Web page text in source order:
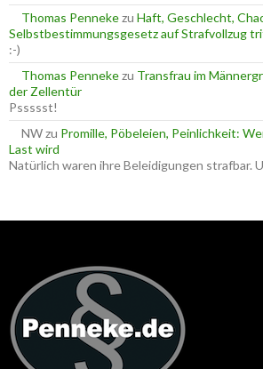
Thomas Pennekezu Haft, Geschlecht,
Selbstbestimmungsgesetz auf Strafvollzug
:-)
Thomas Pennekezu Transfrau im
der Zellentür
Pssssst!
NWzu Promille, Pöbeleien, Peinlichkeit:
Last wird
Natürlich waren ihre Beleidigungen strafbar.